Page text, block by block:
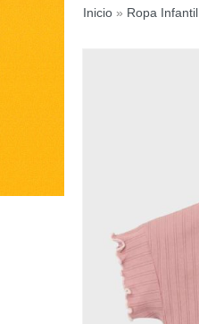
Inicio » Ropa Infantil